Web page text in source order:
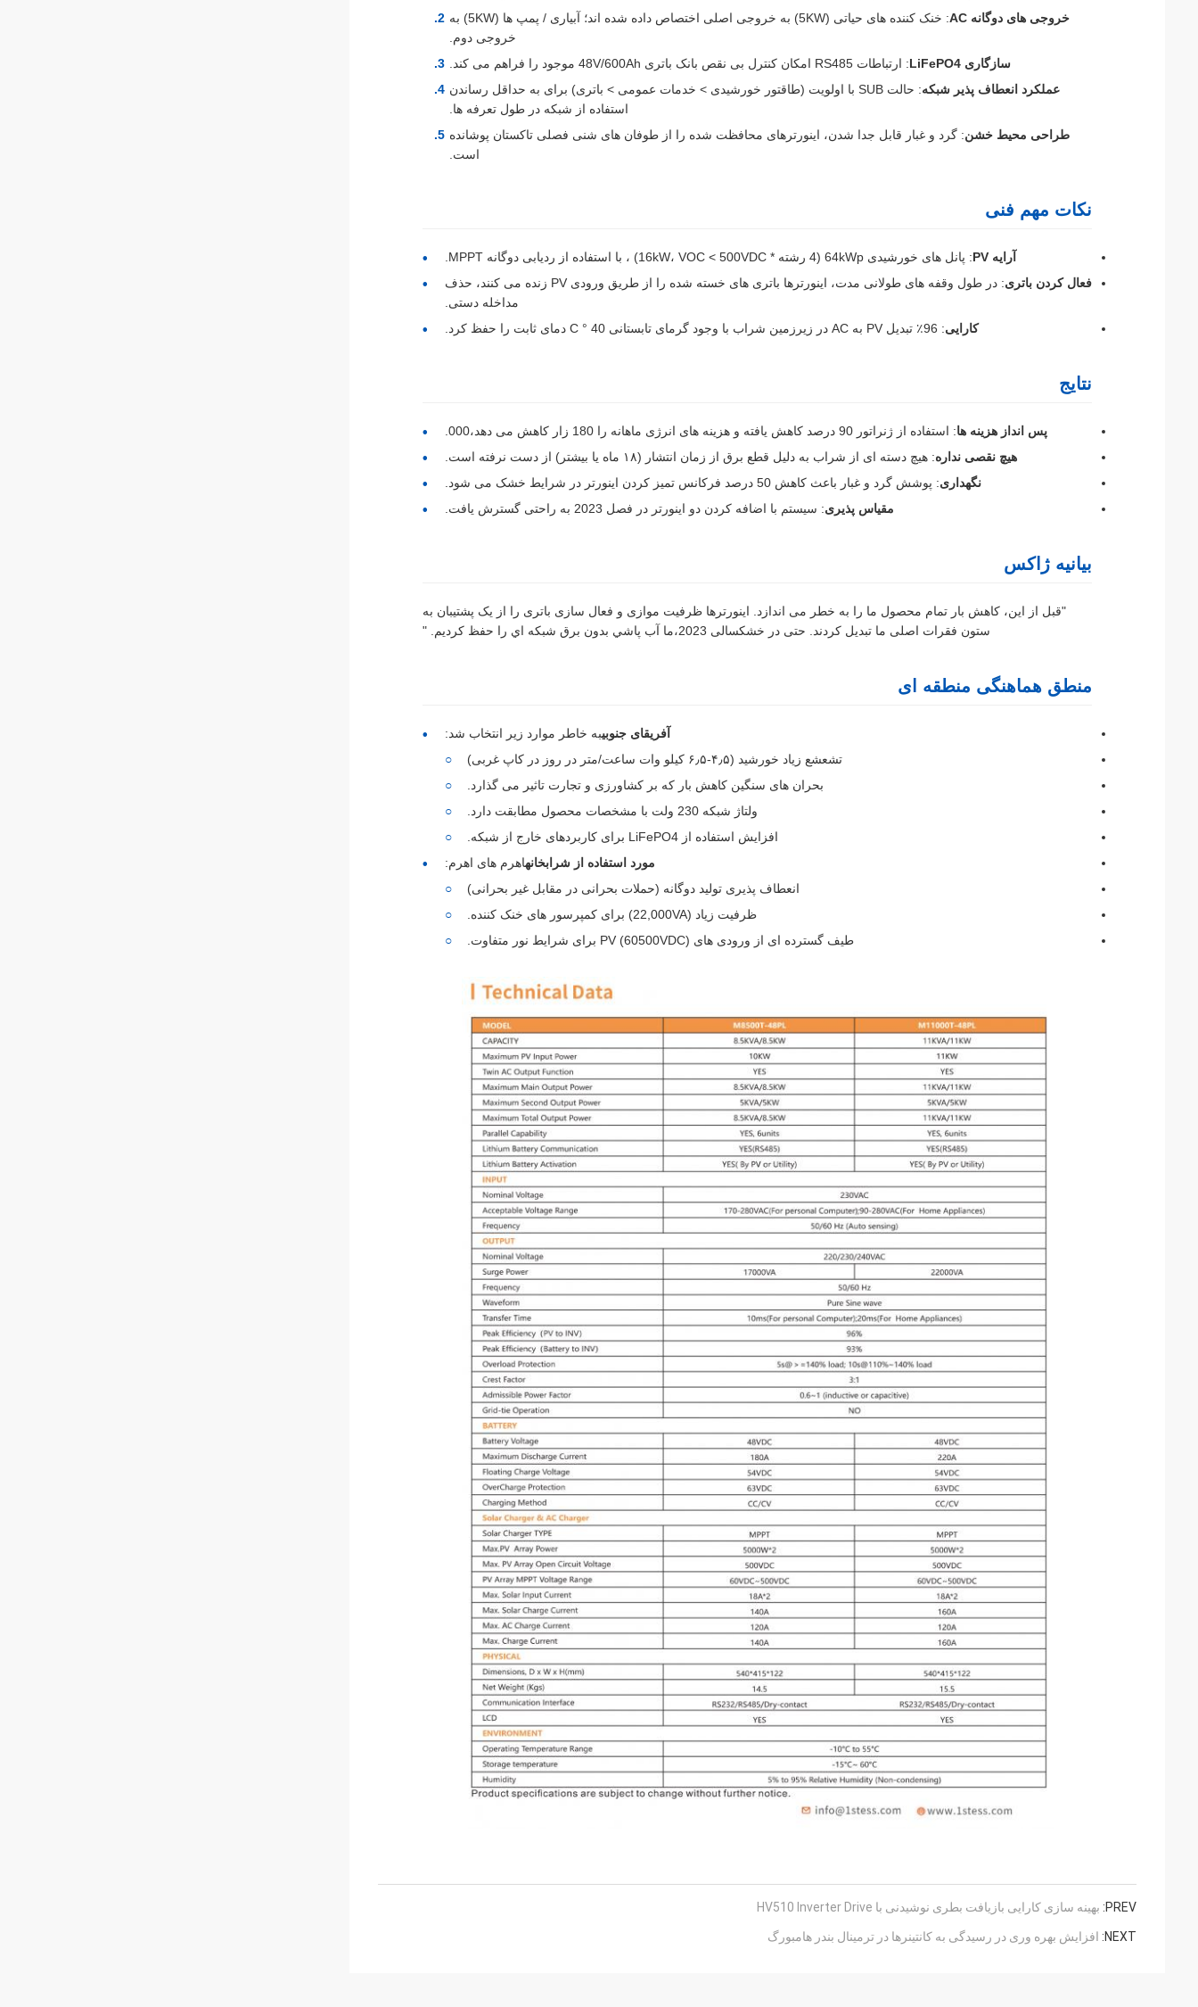
خروجی های دوگانه AC
: خنک کننده های حیاتی (5KW) به خروجی اصلی اختصاص داده شده اند؛ آبیاری / پمپ ها (5KW) به
خروجی دوم.
سازگاری LiFePO4
: ارتباطات RS485 امکان کنترل بی نقص بانک باتری 48V/600Ah موجود را فراهم می کند.
عملکرد انعطاف پذیر شبکه
: حالت SUB با اولویت (طاقتور خورشیدی > خدمات عمومی > باتری) برای به حداقل رساندن
استفاده از شبکه در طول تعرفه ها.
طراحی محیط خشن: گرد و غبار قابل جدا شدن، اینورترهای محافظت شده را از طوفان های شنی فصلی تاکستان پوشانده
است.
نکات مهم فنی
آرایه PV
: پانل های خورشیدی 64kWp (4 رشته * 16kW، VOC < 500VDC) ، با استفاده از ردیابی دوگانه MPPT.
فعال کردن باتری
: در طول وقفه های طولانی مدت، اینورترها باتری های خسته شده را از طریق ورودی PV زنده می کنند، حذف
مداخله دستی.
کارایی: 96٪ تبدیل PV به AC در زیرزمین شراب با وجود گرمای تابستانی 40 ° C دمای ثابت را حفظ کرد.
نتایج
پس انداز هزینه ها: استفاده از ژنراتور 90 درصد کاهش یافته و هزینه های انرژی ماهانه را 180 زار کاهش می دهد،000.
هیچ نقصی نداره: هیچ دسته ای از شراب به دلیل قطع برق از زمان انتشار (۱۸ ماه یا بیشتر) از دست نرفته است.
نگهداری: پوشش گرد و غبار باعث کاهش 50 درصد فرکانس تمیز کردن اینورتر در شرایط خشک می شود.
مقیاس پذیری: سیستم با اضافه کردن دو اینورتر در فصل 2023 به راحتی گسترش یافت.
بیانیه ژاکس
"قبل از این، کاهش بار تمام محصول ما را به خطر می اندازد. اینورترها ظرفیت موازی و فعال سازی باتری را از یک پشتیبان به
ستون فقرات اصلی ما تبدیل کردند. حتی در خشکسالی 2023،ما آب پاشي بدون برق شبکه اي را حفظ کرديم. "
منطق هماهنگی منطقه ای
آفریقای جنوبیبه خاطر موارد زیر انتخاب شد:
تشعشع زیاد خورشید (۴٫۵-۶٫۵ کیلو وات ساعت/متر در روز در کاپ غربی)
بحران های سنگین کاهش بار که بر کشاورزی و تجارت تاثیر می گذارد.
ولتاژ شبکه 230 ولت با مشخصات محصول مطابقت دارد.
افزایش استفاده از LiFePO4 برای کاربردهای خارج از شبکه.
مورد استفاده از شرابخانهاهرم های اهرم:
انعطاف پذیری تولید دوگانه (حملات بحرانی در مقابل غیر بحرانی)
ظرفیت زیاد (22,000VA) برای کمپرسور های خنک کننده.
طیف گسترده ای از ورودی های PV (60500VDC) برای شرایط نور متفاوت.
PREV: بهینه سازی کارایی بازیافت بطری نوشیدنی با HV510 Inverter Drive
NEXT: افزایش بهره وری در رسیدگی به کانتینرها در ترمینال بندر هامبورگ